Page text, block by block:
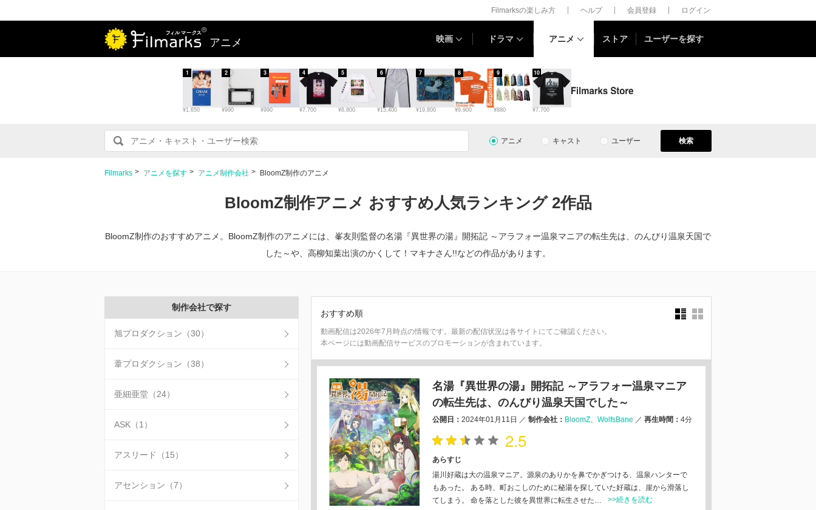
Filmarksの楽しみ方 ヘルプ 会員登録 ログイン
アニメ 映画 ドラマ アニメ ストア ユーザーを探す
¥1,650
1
¥990
2
¥990
3
¥7,700
4
¥8,800
5
¥15,400
6
¥19,800
7
¥9,900
8
¥880
9
¥7,700
10
アニメ キャスト ユーザー 検索
Filmarks アニメを探す アニメ制作会社 BloomZ制作のアニメ
BloomZ制作アニメ おすすめ人気ランキング 2作品
BloomZ制作のおすすめアニメ。BloomZ制作のアニメには、峯友則監督の名湯『異世界の湯』開拓記 ～アラフォー温泉マニアの転生先は、のんびり温泉天国で
した～や、高柳知葉出演のかくして！マキナさん!!などの作品があります。
制作会社で探す
旭プロダクション（30）
葦プロダクション（38）
亜細亜堂（24）
ASK（1）
アスリード（15）
アセンション（7）
おすすめ順
動画配信は2026年7月時点の情報です。最新の配信状況は各サイトにてご確認ください。
本ページには動画配信サービスのプロモーションが含まれています。
名湯『異世界の湯』開拓記 ～アラフォー温泉マニア
の転生先は、のんびり温泉天国でした～
公開日： 2024年01月11日 ／ 制作会社： BloomZ WolfsBane ／ 再生時間： 4分
2.5
あらすじ
湯川好蔵は大の温泉マニア。源泉のありかを鼻でかぎつける、温泉ハンターで
もあった。 ある時、町おこしのために秘湯を探していた好蔵は、崖から滑落し
てしまう。 命を落とした彼を異世界に転生させた…
>>続きを読む